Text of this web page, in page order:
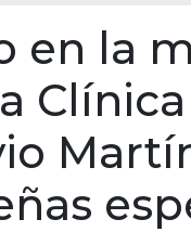
en la